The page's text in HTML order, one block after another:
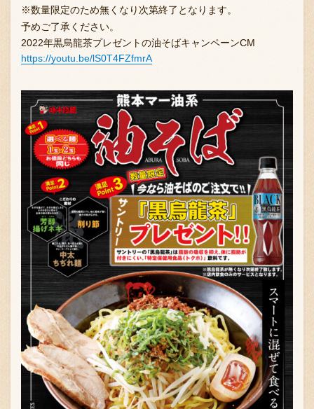
※数量限定のため無くなり次第終了となります。
予めご了承ください。
2022年黒烏龍茶プレゼントの油そばキャンペーンCM
https://youtu.be/lS0T4FZfmrA